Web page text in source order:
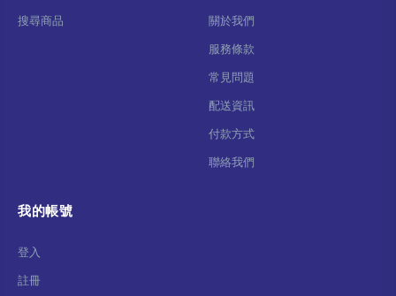
搜尋商品
關於我們
服務條款
常見問題
配送資訊
付款方式
聯絡我們
我的帳號
登入
註冊